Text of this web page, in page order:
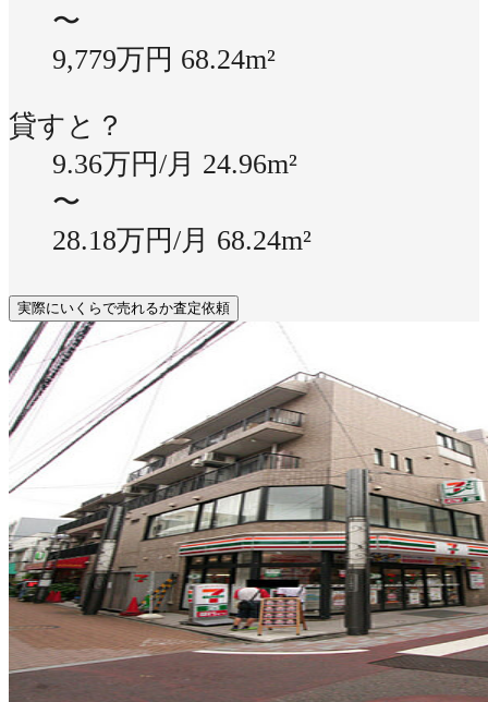
〜
9,779万円 68.24m²
貸すと？
9.36万円/月 24.96m²
〜
28.18万円/月 68.24m²
実際にいくらで売れるか査定依頼